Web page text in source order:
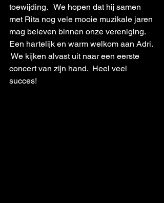
toewijding.   We hopen dat hij samen
met Rita nog vele mooie muzikale jaren
mag beleven binnen onze vereniging.
Een hartelijk en warm welkom aan Adri.
We kijken alvast uit naar een eerste
concert van zijn hand.  Heel veel
succes!